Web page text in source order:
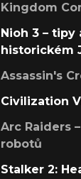
Kingdom
Nioh 3 –
historickém
Assassin's
Civilization
Arc Raiders
robotů
Stalker 2: